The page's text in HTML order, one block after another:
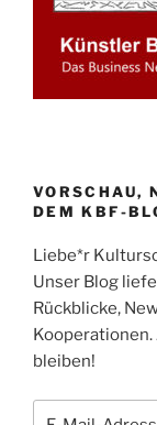
VORSCHAU,
DEM KBF-
Liebe*r
Unser Blog
Rückblicke,
Kooperationen.
bleiben!